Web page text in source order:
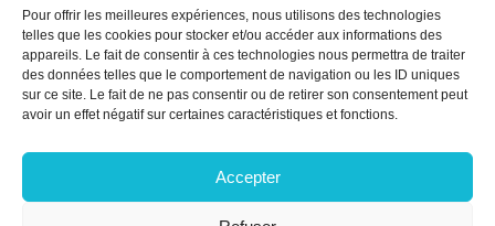
Pour offrir les meilleures expériences, nous utilisons des technologies
telles que les cookies pour stocker et/ou accéder aux informations des
appareils. Le fait de consentir à ces technologies nous permettra de traiter
des données telles que le comportement de navigation ou les ID uniques
sur ce site. Le fait de ne pas consentir ou de retirer son consentement peut
avoir un effet négatif sur certaines caractéristiques et fonctions.
Accepter
Confédération Nationale des Foyers Ruraux
& Associations de développement et
17 rue Navoiseau – 93100 MONTREUIL